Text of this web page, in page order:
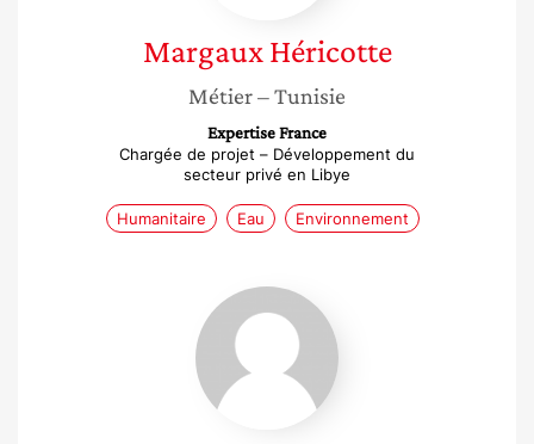
Margaux Héricotte
Métier– Tunisie
Expertise France
Chargée de projet – Développement du
secteur privé en Libye
Humanitaire Eau Environnement
Jeanne
Perrier